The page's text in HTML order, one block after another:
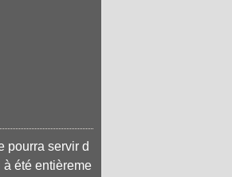
pourra servir d
à été entièreme